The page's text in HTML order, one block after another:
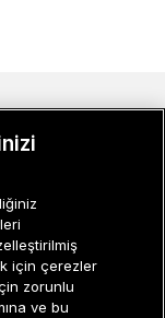
için çerezler
zorunlu
ve bu